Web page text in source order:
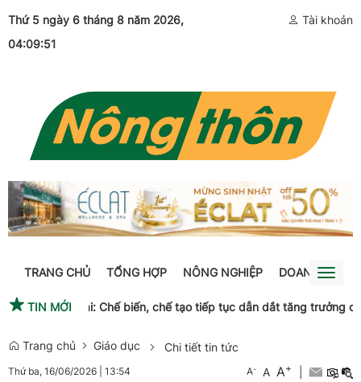
Thứ 5 ngày 6 tháng 8 năm 2026,
04:09:52
Tài khoản
TRANG CHỦ TỔNG HỢP NÔNG NGHIỆP DOANH Toggle
lại
Gia Lai: Chế biến, chế tạo tiếp tục dẫn dắt tăng trưởng
TIN MỚI
Trang chủ Giáo dục Chi tiết tin tức
Thứ ba, 16/06/2026 13:54 A- A A+